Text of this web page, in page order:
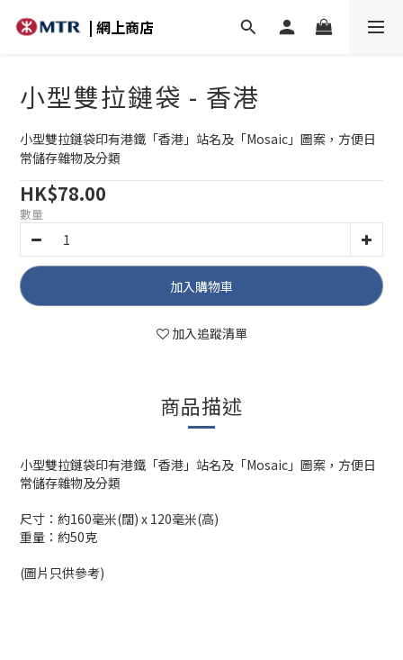
| 網上商店
小型雙拉鏈袋 - 香港
小型雙拉鏈袋印有港鐵「香港」站名及「Mosaic」圖案，方便日
常儲存雜物及分類
HK$78.00
數量
加入購物車
加入追蹤清單
商品描述
小型雙拉鏈袋印有港鐵「香港」站名及「Mosaic」圖案，方便日
常儲存雜物及分類
尺寸：約160毫米(闊) x 120毫米(高)
重量：約50克
(圖片只供參考)